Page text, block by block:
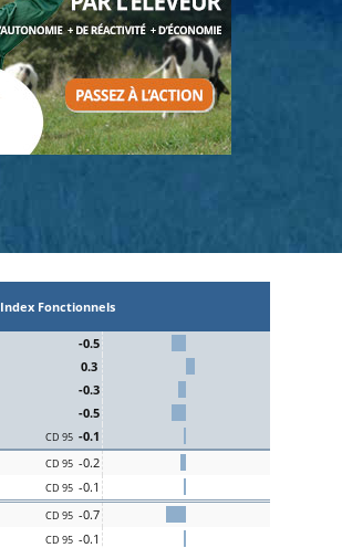
Index Fonctionnels
-0.5
0.3
-0.3
-0.5
CD 95 -0.1
CD 95 -0.2
CD 95 -0.1
CD 95 -0.7
CD 95 -0.1